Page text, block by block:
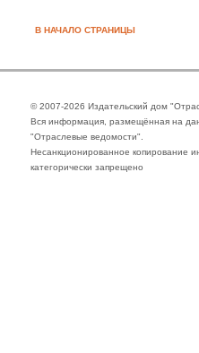
В НАЧАЛО СТРАНИЦЫ
© 2007-2026 Издательский дом
Вся информация, размещённая на
"Отраслевые ведомости".
Несанкционированное копирование
категорически запрещено